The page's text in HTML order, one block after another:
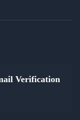
Verification